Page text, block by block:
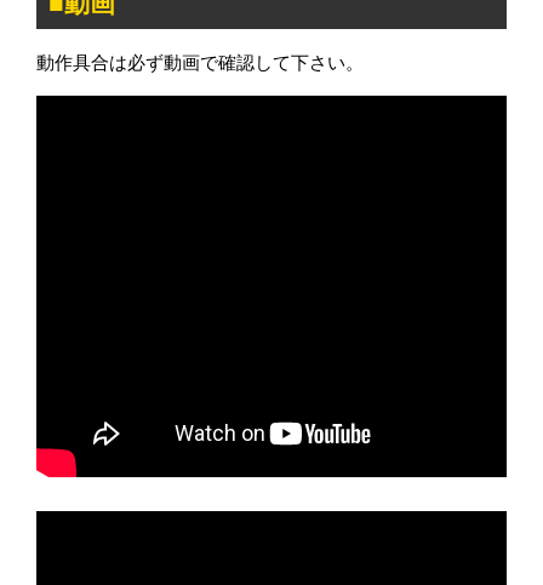
動作具合は必ず動画で確認して下さい。